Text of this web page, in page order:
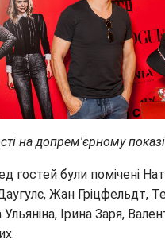
на допрем'єрному
гостей були помічені
Жан Гріцфельдт,
Ірина Заря,